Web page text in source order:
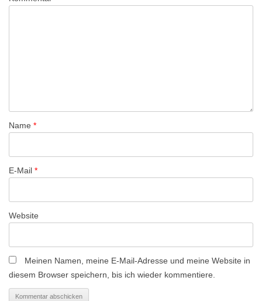
Name *
E-Mail *
Website
Meinen Namen, meine E-Mail-Adresse und meine Website in
diesem Browser speichern, bis ich wieder kommentiere.